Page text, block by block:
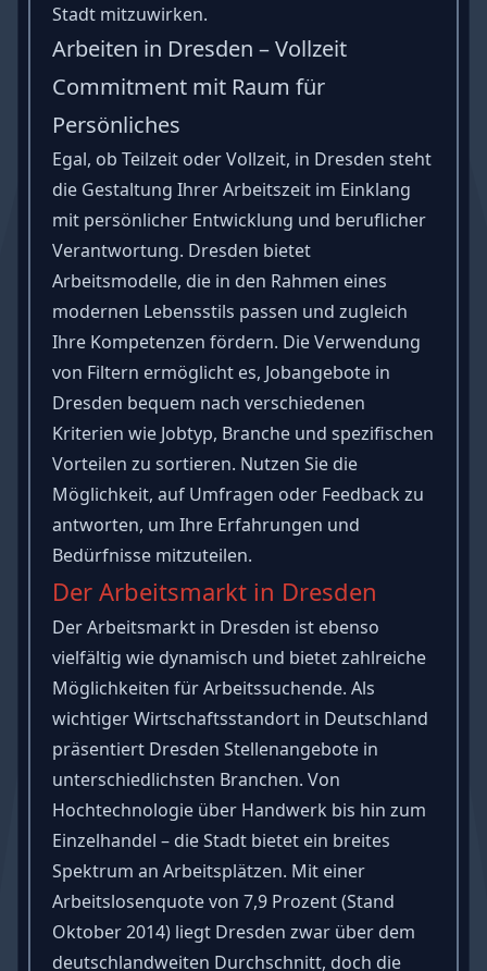
Stadt mitzuwirken.
Arbeiten in Dresden – Vollzeit
Commitment mit Raum für
Persönliches
Egal, ob Teilzeit oder Vollzeit, in Dresden steht
die Gestaltung Ihrer Arbeitszeit im Einklang
mit persönlicher Entwicklung und beruflicher
Verantwortung. Dresden bietet
Arbeitsmodelle, die in den Rahmen eines
modernen Lebensstils passen und zugleich
Ihre Kompetenzen fördern. Die Verwendung
von Filtern ermöglicht es, Jobangebote in
Dresden bequem nach verschiedenen
Kriterien wie Jobtyp, Branche und spezifischen
Vorteilen zu sortieren. Nutzen Sie die
Möglichkeit, auf Umfragen oder Feedback zu
antworten, um Ihre Erfahrungen und
Bedürfnisse mitzuteilen.
Der Arbeitsmarkt in Dresden
Der Arbeitsmarkt in Dresden ist ebenso
vielfältig wie dynamisch und bietet zahlreiche
Möglichkeiten für Arbeitssuchende. Als
wichtiger Wirtschaftsstandort in Deutschland
präsentiert Dresden Stellenangebote in
unterschiedlichsten Branchen. Von
Hochtechnologie über Handwerk bis hin zum
Einzelhandel – die Stadt bietet ein breites
Spektrum an Arbeitsplätzen. Mit einer
Arbeitslosenquote von 7,9 Prozent (Stand
Oktober 2014) liegt Dresden zwar über dem
deutschlandweiten Durchschnitt, doch die